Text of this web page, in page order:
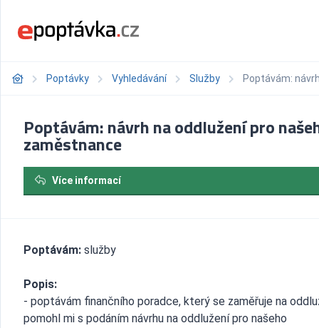
Poptávky Vyhledávání Služby Poptávám:
Poptávám: návrh na oddlužení pro
zaměstnance
Více informací
Poptávám: služby
Popis:
- poptávám finančního poradce, který se zaměřuje na
pomohl mi s podáním návrhu na oddlužení pro našeho